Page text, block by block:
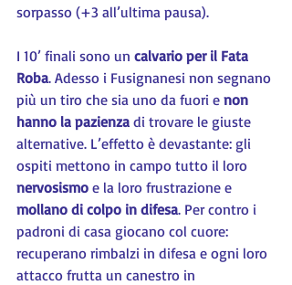
sorpasso (+3 all’ultima pausa).
I 10’ finali sono un calvario per il Fata
Roba. Adesso i Fusignanesi non segnano
più un tiro che sia uno da fuori e non
hanno la pazienza di trovare le giuste
alternative. L’effetto è devastante: gli
ospiti mettono in campo tutto il loro
nervosismo e la loro frustrazione e
mollano di colpo in difesa. Per contro i
padroni di casa giocano col cuore:
recuperano rimbalzi in difesa e ogni loro
attacco frutta un canestro in